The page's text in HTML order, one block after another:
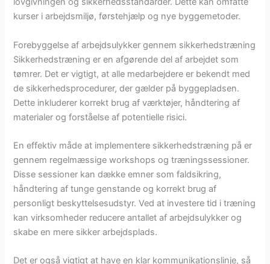
kurser i arbejdsmiljø, førstehjælp og nye byggemetoder.
Forebyggelse af arbejdsulykker gennem sikkerhedstræning
Sikkerhedstræning er en afgørende del af arbejdet som
tømrer. Det er vigtigt, at alle medarbejdere er bekendt med
de sikkerhedsprocedurer, der gælder på byggepladsen.
Dette inkluderer korrekt brug af værktøjer, håndtering af
materialer og forståelse af potentielle risici.
En effektiv måde at implementere sikkerhedstræning på er
gennem regelmæssige workshops og træningssessioner.
Disse sessioner kan dække emner som faldsikring,
håndtering af tunge genstande og korrekt brug af
personligt beskyttelsesudstyr. Ved at investere tid i træning
kan virksomheder reducere antallet af arbejdsulykker og
skabe en mere sikker arbejdsplads.
Det er også vigtigt at have en klar kommunikationslinje, så